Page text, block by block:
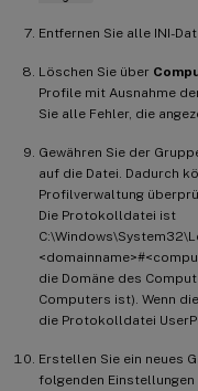
Entfernen Sie alle INI-
Löschen Sie über
Profile mit Ausnahme
Sie alle Fehler, die
Gewähren Sie der
auf die Datei. Dadurch
Profilverwaltung
Die Protokolldatei ist
die Domäne des
Computers ist). Wenn
die Protokolldatei
Erstellen Sie ein neues
folgenden